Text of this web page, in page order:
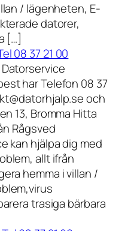
/ lägenheten, E-
datorer,
[…]
08 37 21 00
har Telefon 08 37
och
13, Bromma Hitta
Rågsved
kan hjälpa dig med
allt ifrån
hemma i villan /
trasiga bärbara